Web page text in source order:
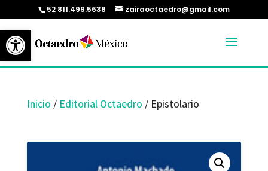
Abrir barra de herramientas
52 811.499.5638 zairaoctaedro@gmail.com
Inicio / Editorial Octaedro / Epistolario